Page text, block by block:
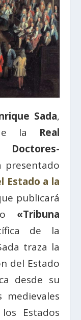
Sada,
la Real
Doctores-
presentado
Estado a la
publicará
«Tribuna
de la
traza la
del Estado
desde su
Estados